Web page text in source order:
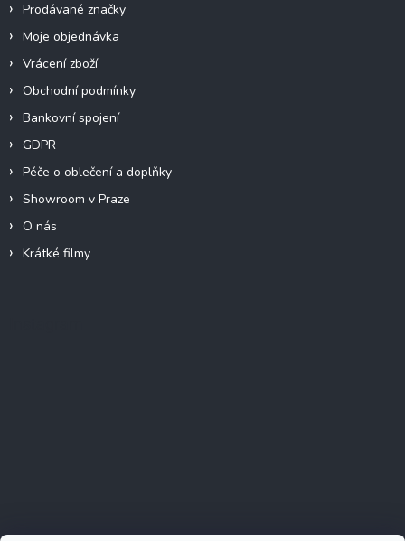
Prodávané značky
Moje objednávka
Vrácení zboží
Obchodní podmínky
Bankovní spojení
GDPR
Péče o oblečení a doplňky
Showroom v Praze
O nás
Krátké filmy